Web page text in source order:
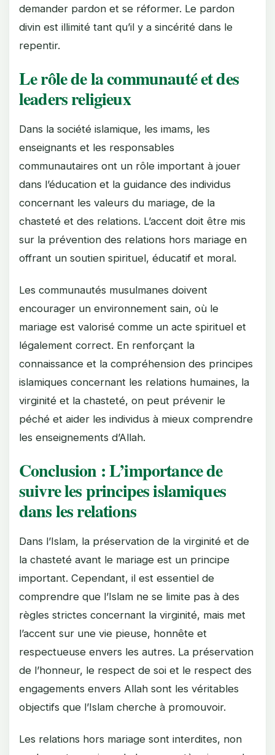
demander pardon et se réformer. Le pardon
divin est illimité tant qu’il y a sincérité dans le
repentir.
Le rôle de la communauté et des
leaders religieux
Dans la société islamique, les imams, les
enseignants et les responsables
communautaires ont un rôle important à jouer
dans l’éducation et la guidance des individus
concernant les valeurs du mariage, de la
chasteté et des relations. L’accent doit être mis
sur la prévention des relations hors mariage en
offrant un soutien spirituel, éducatif et moral.
Les communautés musulmanes doivent
encourager un environnement sain, où le
mariage est valorisé comme un acte spirituel et
légalement correct. En renforçant la
connaissance et la compréhension des principes
islamiques concernant les relations humaines, la
virginité et la chasteté, on peut prévenir le
péché et aider les individus à mieux comprendre
les enseignements d’Allah.
Conclusion : L’importance de
suivre les principes islamiques
dans les relations
Dans l’Islam, la préservation de la virginité et de
la chasteté avant le mariage est un principe
important. Cependant, il est essentiel de
comprendre que l’Islam ne se limite pas à des
règles strictes concernant la virginité, mais met
l’accent sur une vie pieuse, honnête et
respectueuse envers les autres. La préservation
de l’honneur, le respect de soi et le respect des
engagements envers Allah sont les véritables
objectifs que l’Islam cherche à promouvoir.
Les relations hors mariage sont interdites, non